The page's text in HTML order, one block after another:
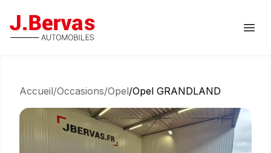
J.Bervas
Accueil/Occasions/Opel/Opel GRANDLAND